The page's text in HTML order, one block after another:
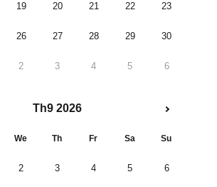
19 20 21 22 23
26 27 28 29 30
2 3 4 5 6
Th9 2026
We Th Fr Sa Su
2 3 4 5 6